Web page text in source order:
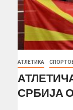
АТЛЕТИКА
СРБИЈА